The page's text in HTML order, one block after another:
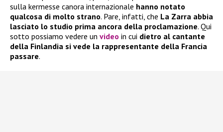
sulla kermesse canora internazionale hanno notato
qualcosa di molto strano. Pare, infatti, che La Zarra abbia
lasciato lo studio prima ancora della proclamazione. Qui
sotto possiamo vedere un video in cui dietro al cantante
della Finlandia si vede la rappresentante della Francia
passare.